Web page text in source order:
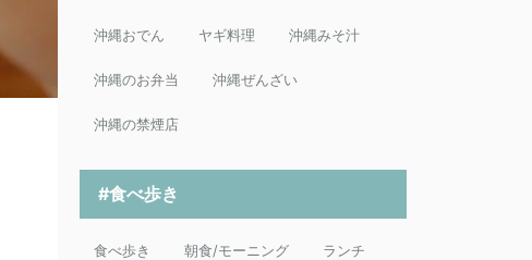
沖縄おでん ヤギ料理 沖縄みそ汁
沖縄のお弁当 沖縄ぜんざい
沖縄の禁煙店
#食べ歩き
食べ歩き 朝食/モーニング ランチ